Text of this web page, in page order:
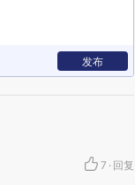
发布
7 · 回复